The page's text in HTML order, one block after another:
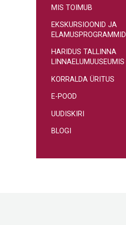
MIS TOIMUB
EKSKURSIOONID JA
ELAMUSPROGRAMMID
HARIDUS TALLINNA
LINNAELUMUUSEUMIS
KORRALDA ÜRITUS
E-POOD
UUDISKIRI
BLOGI